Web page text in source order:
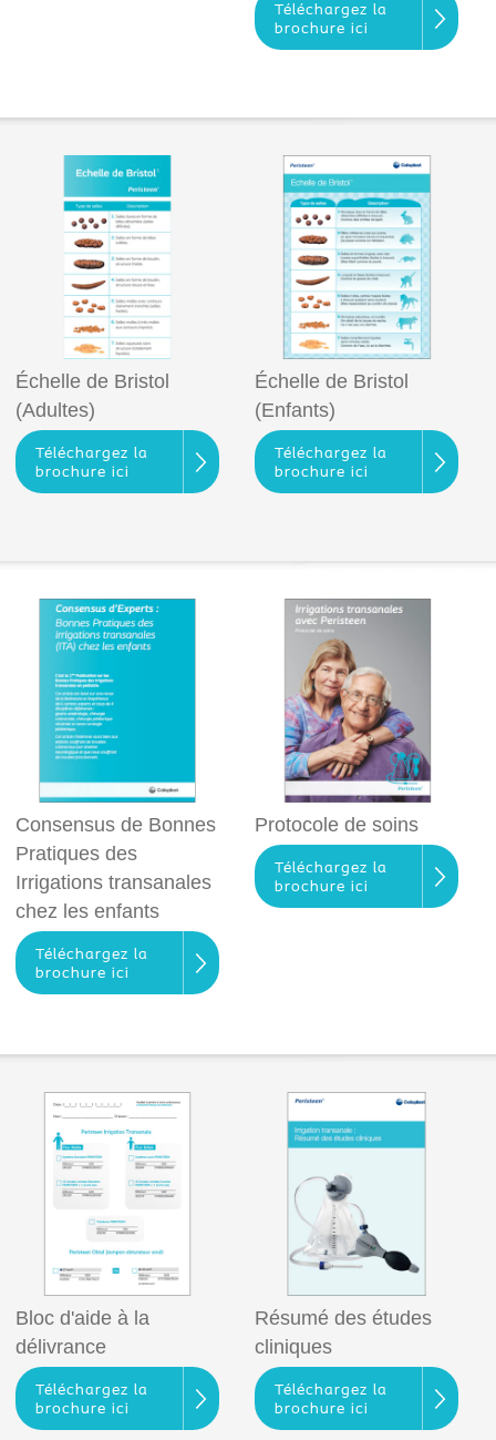
Téléchargez la
brochure ici
Échelle de Bristol
(Adultes)
Téléchargez la
brochure ici
Échelle de Bristol
(Enfants)
Téléchargez la
brochure ici
Consensus de Bonnes
Pratiques des
Irrigations transanales
chez les enfants
Téléchargez la
brochure ici
Protocole de soins
Téléchargez la
brochure ici
Bloc d'aide à la
délivrance
Téléchargez la
brochure ici
Résumé des études
cliniques
Téléchargez la
brochure ici